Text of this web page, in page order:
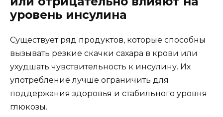
уровень инсулина
Существует ряд продуктов, которые способны
вызывать резкие скачки сахара в крови или
ухудшать чувствительность к инсулину. Их
употребление лучше ограничить для
поддержания здоровья и стабильного уровня
глюкозы.